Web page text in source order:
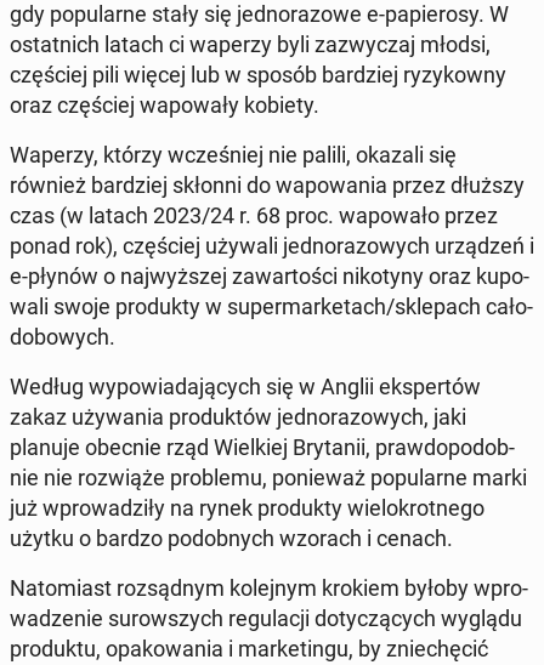
gdy po­pu­lar­ne stały się jed­no­ra­zo­we e-pa­pie­ro­sy. W
ostat­nich latach ci waperzy byli za­zwy­czaj młodsi,
czę­ściej pili więcej lub w sposób bar­dziej ry­zy­kow­ny
oraz czę­ściej wa­po­wa­ły kobiety.
Waperzy, którzy wcze­śniej nie palili, okazali się
również bar­dziej skłonni do wa­po­wa­nia przez dłuższy
czas (w latach 2023/24 r. 68 proc. wa­po­wa­ło przez
ponad rok), czę­ściej używali jed­no­ra­zo­wych urzą­dzeń i
e-płynów o naj­wyż­szej za­war­to­ści ni­ko­ty­ny oraz ku­po­
wa­li swoje pro­duk­ty w su­per­mar­ke­tach/skle­pach ca­ło­
do­bo­wych.
Według wy­po­wia­da­ją­cych się w Anglii eks­per­tów
zakaz uży­wa­nia pro­duk­tów jed­no­ra­zo­wych, jaki
planuje obecnie rząd Wiel­kiej Bry­ta­nii, praw­do­po­dob­
nie nie roz­wią­że pro­ble­mu, po­nie­waż po­pu­lar­ne marki
już wpro­wa­dzi­ły na rynek pro­duk­ty wie­lo­krot­ne­go
użytku o bardzo po­dob­nych wzorach i cenach.
Na­to­miast roz­sąd­nym ko­lej­nym krokiem byłoby wpro­
wa­dze­nie su­row­szych re­gu­la­cji do­ty­czą­cych wyglądu
pro­duk­tu, opa­ko­wa­nia i mar­ke­tin­gu, by znie­chę­cić